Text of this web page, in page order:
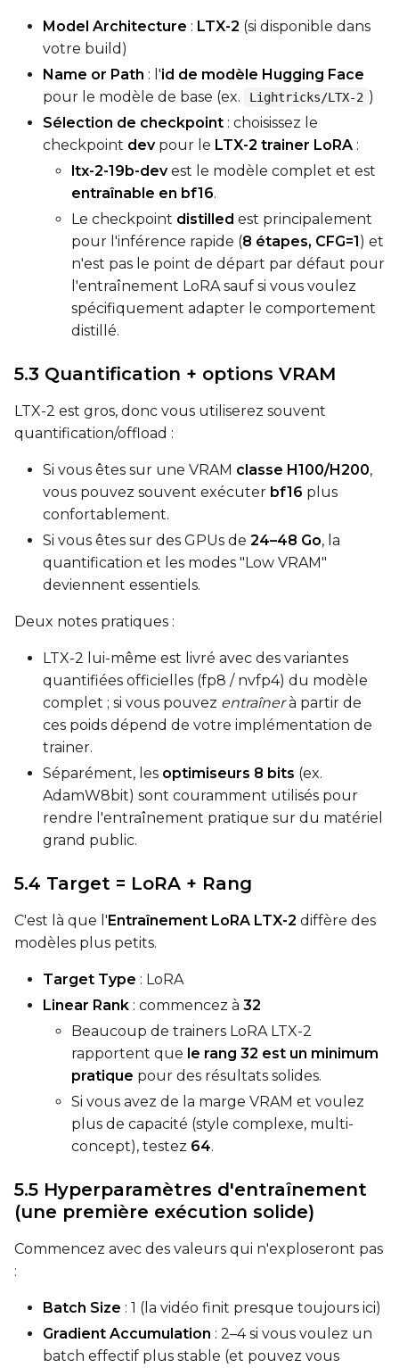
Prompt
Width
Seed
Model Architecture : LTX-2 (si disponible dans
votre build)
Name or Path : l'id de modèle Hugging Face
pour le modèle de base (ex.
Lightricks/LTX-2 )
Sélection de checkpoint : choisissez le
checkpoint devpour le LTX-2 trainer LoRA :
ltx-2-19b-devest le modèle complet et est
entraînable en bf16.
Le checkpoint distilled est principalement
pour l'inférence rapide (8 étapes, CFG=1) et
n'est pas le point de départ par défaut pour
l'entraînement LoRA sauf si vous voulez
spécifiquement adapter le comportement
distillé.
5.3 Quantification + options VRAM
LTX-2 est gros, donc vous utiliserez souvent
quantification/offload :
Si vous êtes sur une VRAM classe H100/H200,
vous pouvez souvent exécuter bf16 plus
confortablement.
Si vous êtes sur des GPUs de 24–48 Go, la
quantification et les modes "Low VRAM"
deviennent essentiels.
Deux notes pratiques :
LTX-2 lui-même est livré avec des variantes
quantifiées officielles (fp8 / nvfp4) du modèle
complet ; si vous pouvez entraînerà partir de
ces poids dépend de votre implémentation de
trainer.
Séparément, les optimiseurs 8 bits (ex.
AdamW8bit) sont couramment utilisés pour
rendre l'entraînement pratique sur du matériel
grand public.
5.4 Target = LoRA + Rang
C'est là que l'Entraînement LoRA LTX-2 diffère des
modèles plus petits.
Target Type : LoRA
Linear Rank : commencez à 32
Beaucoup de trainers LoRA LTX-2
rapportent que le rang 32 est un minimum
pratique pour des résultats solides.
Si vous avez de la marge VRAM et voulez
plus de capacité (style complexe, multi-
concept), testez 64.
5.5 Hyperparamètres d'entraînement
(une première exécution solide)
Commencez avec des valeurs qui n'exploseront pas
:
Batch Size : 1 (la vidéo finit presque toujours ici)
Gradient Accumulation : 2–4 si vous voulez un
batch effectif plus stable (et pouvez vous